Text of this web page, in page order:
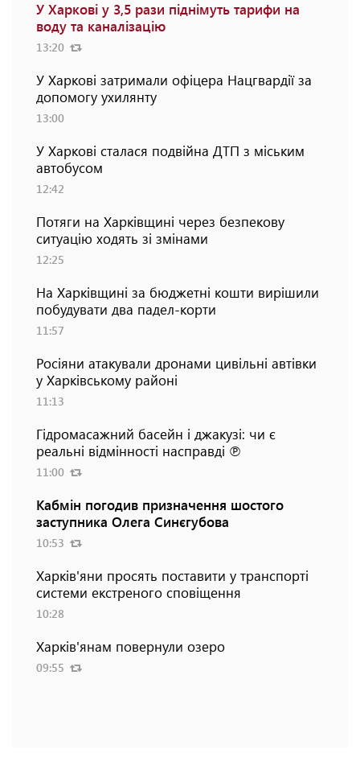
У Харкові у 3,5 рази піднімуть тарифи на
воду та каналізацію
13:20
У Харкові затримали офіцера Нацгвардії за
допомогу ухилянту
13:00
У Харкові сталася подвійна ДТП з міським
автобусом
12:42
Потяги на Харківщині через безпекову
ситуацію ходять зі змінами
12:25
На Харківщині за бюджетні кошти вирішили
побудувати два падел-корти
11:57
Росіяни атакували дронами цивільні автівки
у Харківському районі
11:13
Гідромасажний басейн і джакузі: чи є
реальні відмінності насправді ℗
11:00
Кабмін погодив призначення шостого
заступника Олега Синєгубова
10:53
Харків'яни просять поставити у транспорті
системи екстреного сповіщення
10:28
Харків'янам повернули озеро
09:55